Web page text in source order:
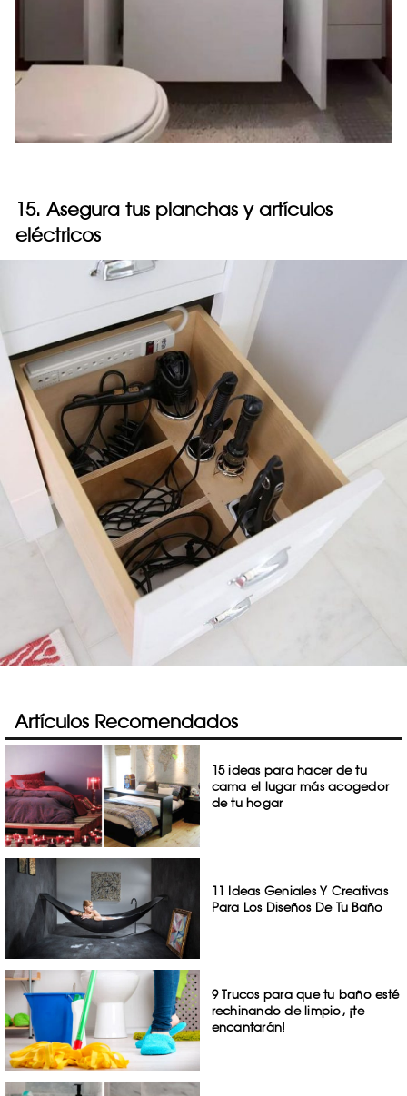
15. Asegura tus planchas y artículos
eléctricos
Artículos Recomendados
15 ideas para hacer de tu
cama el lugar más acogedor
de tu hogar
11 Ideas Geniales Y Creativas
Para Los Diseños De Tu Baño
9 Trucos para que tu baño esté
rechinando de limpio, ¡te
encantarán!